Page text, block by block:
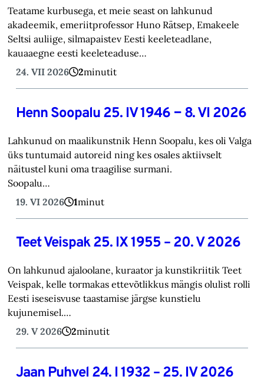
Teatame kurbusega, et meie seast on lahkunud
akadeemik, emeriitprofessor Huno Rätsep, Emakeele
Seltsi auliige, silmapaistev Eesti keeleteadlane,
kauaaegne eesti keeleteaduse…
24. VII 2026
2minutit
Henn Soopalu 25. IV 1946 − 8. VI 2026
Lahkunud on maalikunstnik Henn Soopalu, kes oli Valga
üks tuntumaid autoreid ning kes osales aktiivselt
näitustel kuni oma traagilise surmani.
Soopalu…
19. VI 2026
1minut
Teet Veispak 25. IX 1955 – 20. V 2026
On lahkunud ajaloolane, kuraator ja kunstikriitik Teet
Veispak, kelle tormakas ettevõtlikkus mängis olulist rolli
Eesti iseseisvuse taastamise järgse kunstielu
kujunemisel.…
29. V 2026
2minutit
Jaan Puhvel 24. I 1932 – 25. IV 2026